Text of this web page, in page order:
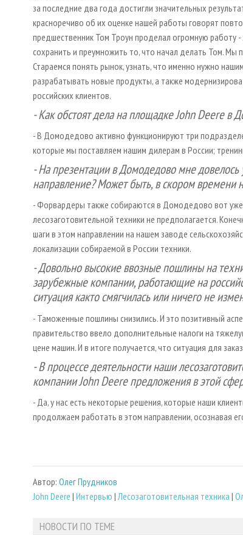
за последние два года достигли значительных
красноречиво об их оценке нашей работы говорят
предшественник Том Троун проделал огромную работу
сохранить и преумножить то, что начал делать Том. Мы
Стараемся понять рынок, узнать, что именно нужно
разрабатывать новые продукты, а также
российских клиентов.
- Как обстоят дела на площадке John Deere в
- В Домодедово активно функционируют три
которые мы поставляем нашим дилерам в России;
- На презентации в Домодедово мне довелось
направление? Может быть, в скором времени
- Форвардеры также собираются в Домодедово вот
лесозаготовительной техники не предполагается.
шаги в этом направлении на нашем заводе
локализации собираемой в России техники.
- Довольно высокие ввозные пошлины на
зарубежные компании, работающие на
ситуация как­то смягчилась или ничего не
- Таможенные пошлины снизились. И это позитивный
правительство ввело дополнительные налоги на
цене машин. И в итоге получается, что ситуация для
- В процессе деятельности наши
компании John Deere предложения в этой
- Да, у нас есть некоторые решения, которые наши
продолжаем работать в этом направлении, осознавая
Автор: Олег Прудников
John Deere | Интервью | Лесозаготовительная техника |
НОВОСТИ ПО ТЕМЕ